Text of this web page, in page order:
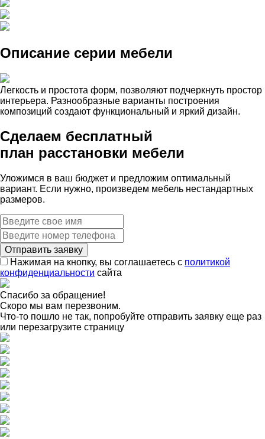
Описание серии мебели
Легкость и простота форм, позволяют подчеркнуть простор
интерьера. Разнообразные варианты построения
композиций создают функциональный и яркий дизайн.
Сделаем бесплатный
план расстановки мебели
Уложимся в ваш бюджет и предложим оптимальный
вариант. Если нужно, произведем мебель нестандартных
размеров.
Нажимая на кнопку, вы соглашаетесь с политикой
конфиденциальности сайта
Спасибо за обращение!
Скоро мы вам перезвоним.
Что-то пошло не так, попробуйте отправить заявку еще раз
или перезагрузите страницу